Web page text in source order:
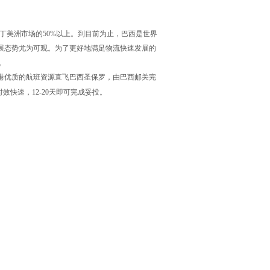
美洲市场的50%以上。到目前为止，巴西是世界
势尤为可观。为了更好地满足物流快速发展的
质的航班资源直飞巴西圣保罗，由巴西邮关完
快速，12-20天即可完成妥投。